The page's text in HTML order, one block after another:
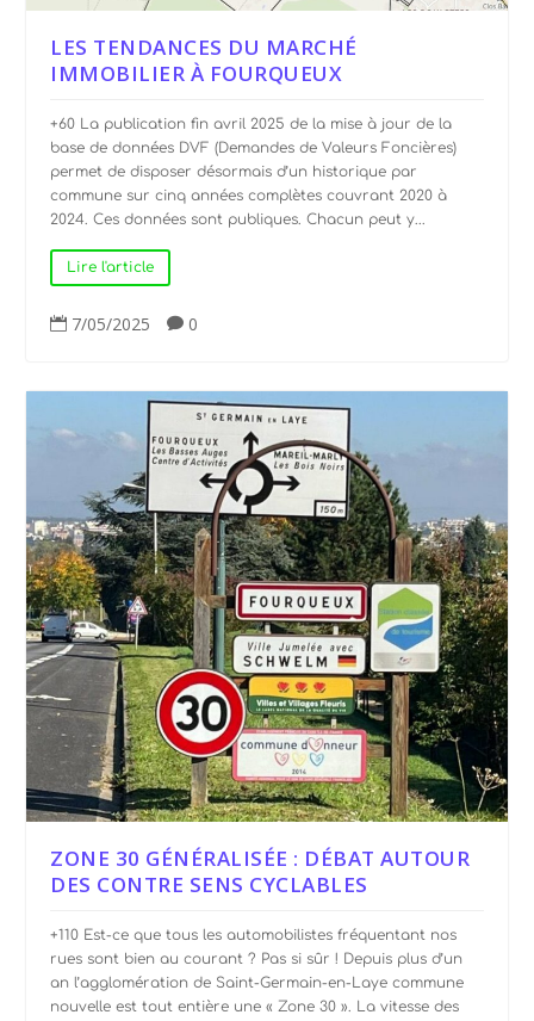
LES TENDANCES DU MARCHÉ
IMMOBILIER À FOURQUEUX
+60 La publication fin avril 2025 de la mise à jour de la
base de données DVF (Demandes de Valeurs Foncières)
permet de disposer désormais d’un historique par
commune sur cinq années complètes couvrant 2020 à
2024. Ces données sont publiques. Chacun peut y...
Lire l'article
 7/05/2025  0
ZONE 30 GÉNÉRALISÉE : DÉBAT AUTOUR
DES CONTRE SENS CYCLABLES
+110 Est-ce que tous les automobilistes fréquentant nos
rues sont bien au courant ? Pas si sûr ! Depuis plus d’un
an l’agglomération de Saint-Germain-en-Laye commune
nouvelle est tout entière une « Zone 30 ». La vitesse des